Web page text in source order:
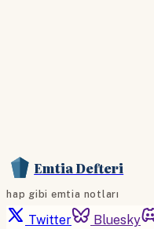
Emtia Defteri
hap gibi emtia notları
Twitter Bluesky